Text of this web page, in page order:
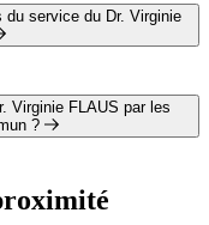
service du Dr. Virginie
Virginie FLAUS par les
?